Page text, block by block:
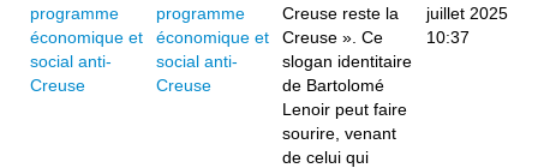
programme
économique et
social anti-
Creuse
Creuse reste la
Creuse ». Ce
slogan identitaire
de Bartolomé
Lenoir peut faire
sourire, venant
de celui qui
juillet 2025
10:37